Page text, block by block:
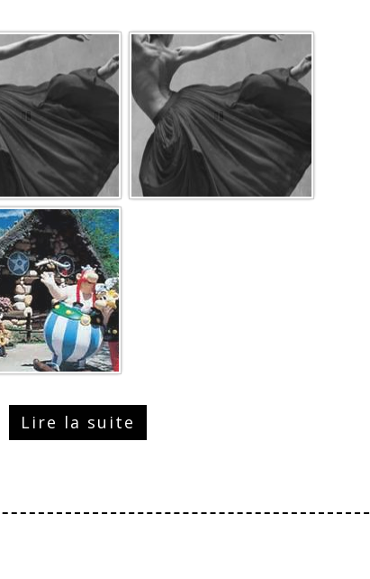
Lire la suite